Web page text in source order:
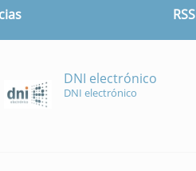
RSS
DNI electrónico
DNI electrónico